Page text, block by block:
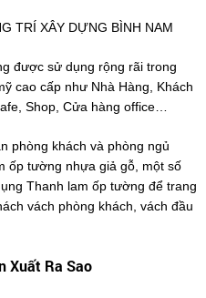
được sử dụng rộng rãi trong
cao cấp như Nhà Hàng, Khách
Shop, Cửa hàng office…
phòng khách và phòng ngủ
ốp tường nhựa giả gỗ, một số
Thanh lam ốp tường để trang
vách phòng khách, vách đầu
Xuất Ra Sao